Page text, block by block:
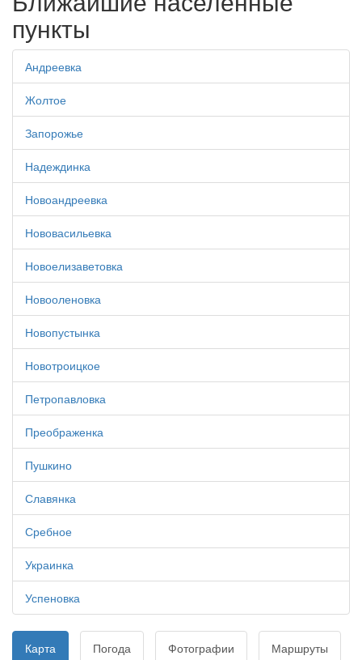
пункты
Андреевка
Жолтое
Запорожье
Надеждинка
Новоандреевка
Нововасильевка
Новоелизаветовка
Новооленовка
Новопустынка
Новотроицкое
Петропавловка
Преображенка
Пушкино
Славянка
Сребное
Украинка
Успеновка
Карта Погода Фотографии Маршруты